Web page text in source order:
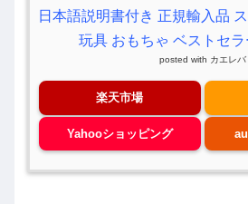
日本語説明書付き 正規輸入品
玩具 おもちゃ ベストセ
posted with カエレバ
楽天市場
Yahooショッピング